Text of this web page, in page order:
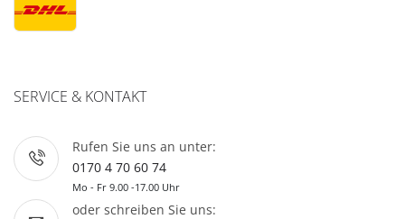
SERVICE & KONTAKT
Rufen Sie uns an unter:
0170 4 70 60 74
Mo - Fr 9.00 -17.00 Uhr
oder schreiben Sie uns: